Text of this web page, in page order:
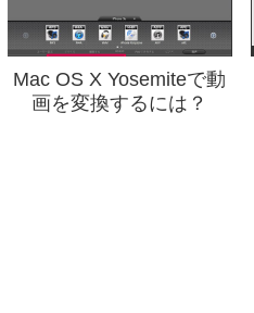
Mac OS X Yosemiteで動
画を変換するには？